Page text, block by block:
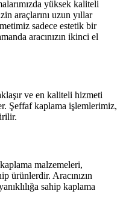
yüksek kaliteli
araçlarını uzun yıllar
sadece estetik bir
aracınızın ikinci el
ve en kaliteli hizmeti
Şeffaf kaplama işlemlerimiz,
malzemeleri,
ürünlerdir. Aracınızın
sahip kaplama